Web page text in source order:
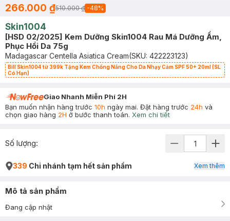
266.000 ₫510.000 ₫ -48%
Skin1004
[HSD 02/2025] Kem Dưỡng Skin1004 Rau Má Dưỡng Ẩm,
Phục Hồi Da 75g
Madagascar Centella Asiatica Cream(SKU: 422223123)
Bill Skin1004 từ 399k Tặng Kem Chống Nắng Cho Da Nhạy Cảm SPF 50+ 20ml (SL
Có Hạn)
Giao Nhanh Miễn Phí 2H
Bạn muốn nhận hàng trước 10h ngày mai. Đặt hàng trước 24h và
chọn giao hàng 2H ở bước thanh toán. Xem chi tiết
Số lượng:
339 Chi nhánh tạm hết sản phẩm Xem thêm
Mô tả sản phẩm
Đang cập nhật